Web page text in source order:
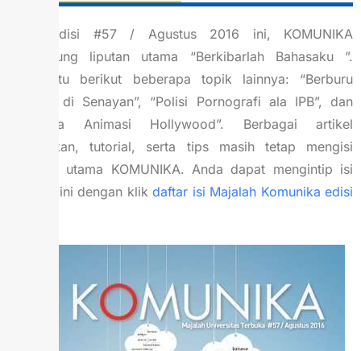
Pada edisi #57 / Agustus 2016 ini, KOMUNIKA
mengusung liputan utama “Berkibarlah Bahasaku ”.
Selain itu berikut beberapa topik lainnya: “Berburu
Taichan di Senayan”, “Polisi Pornografi ala IPB”, dan
“Ajaibnya Animasi Hollywood”. Berbagai artikel
pendidikan, tutorial, serta tips masih tetap mengisi
halaman utama KOMUNIKA. Anda dapat mengintip isi
majalah ini dengan klik daftar isi Majalah Komunika edisi